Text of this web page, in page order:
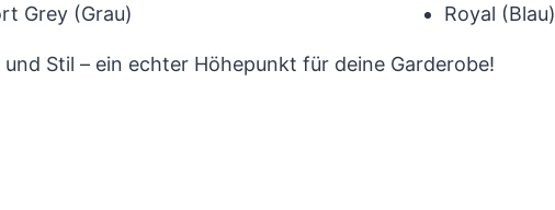
Grey (Grau)
Royal (Blau)
Stil – ein echter Höhepunkt für deine Garderobe!